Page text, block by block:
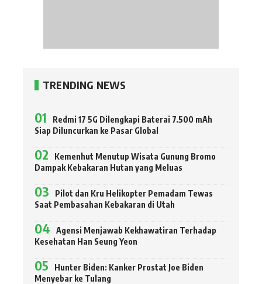
TRENDING NEWS
Redmi 17 5G Dilengkapi Baterai 7.500 mAh
Siap Diluncurkan ke Pasar Global
Kemenhut Menutup Wisata Gunung Bromo
Dampak Kebakaran Hutan yang Meluas
Pilot dan Kru Helikopter Pemadam Tewas
Saat Pembasahan Kebakaran di Utah
Agensi Menjawab Kekhawatiran Terhadap
Kesehatan Han Seung Yeon
Hunter Biden: Kanker Prostat Joe Biden
Menyebar ke Tulang